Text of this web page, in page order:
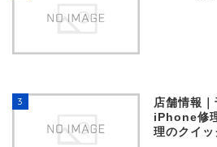
3
店舗情報｜
iPhone修
理のクイ